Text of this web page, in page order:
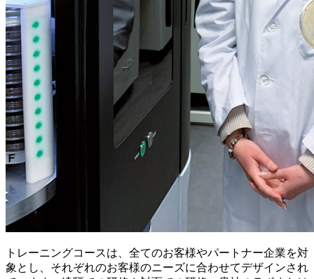
トレーニングコースは、全てのお客様やパートナー企業を対
象とし、それぞれのお客様のニーズに合わせてデザインされ